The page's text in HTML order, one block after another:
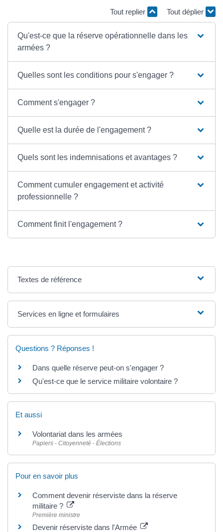
Tout replier Tout déplier
Qu'est-ce que la réserve opérationnelle dans les
armées ?
Quelles sont les conditions pour s'engager ?
Comment s'engager ?
Quelle est la durée de l'engagement ?
Quels sont les indemnisations et avantages ?
Comment cumuler engagement et activité
professionnelle ?
Comment finit l'engagement ?
Textes de référence
Services en ligne et formulaires
Questions ? Réponses !
Dans quelle réserve peut-on s'engager ?
Qu'est-ce que le service militaire volontaire ?
Et aussi
Volontariat dans les armées
Papiers - Citoyenneté - Élections
Pour en savoir plus
Comment devenir réserviste dans la réserve
militaire ?
Première ministre
Devenir réserviste dans l'Armée